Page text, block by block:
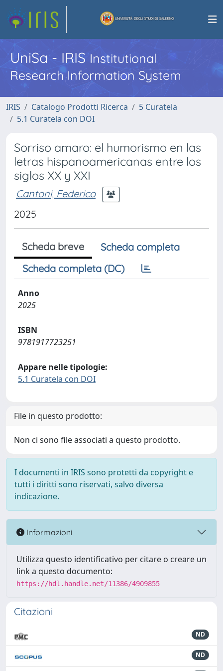
UniSa - IRISInstitutional
Research Information System
IRIS Catalogo Prodotti Ricerca
5 Curatela
5.1 Curatela con DOI
Sorriso amaro: el humorismo en las
letras hispanoamericanas entre los
siglos XX y XXI
Cantoni, Federico
2025
Scheda breve
Scheda completa
Scheda completa (DC)
Anno
2025
ISBN
9781917723251
Appare nelle tipologie:
5.1 Curatela con DOI
File in questo prodotto:
Non ci sono file associati a questo prodotto.
I documenti in IRIS sono protetti da copyright e
tutti i diritti sono riservati, salvo diversa
indicazione.
Informazioni
Utilizza questo identificativo per citare o creare un
link a questo documento:
https://hdl.handle.net/11386/4909855
Citazioni
ND
ND